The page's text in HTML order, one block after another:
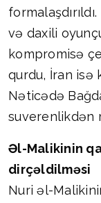
və daxili
kompromisə
qurdu, İran isə
Nəticədə
suverenlikdən
Əl-Malikinin
dirçəldilməsi
Nuri əl-